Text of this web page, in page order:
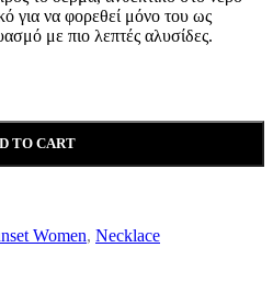
για να φορεθεί μόνο του ως
με πιο λεπτές αλυσίδες.
Κολιέ από Ανοξείδωτο Ατσάλι
TO CART
Women, Necklace